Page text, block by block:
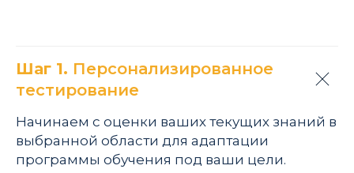
Шаг 1. Персонализированное
тестирование
Начинаем с оценки ваших текущих знаний в
выбранной области для адаптации
программы обучения под ваши цели.